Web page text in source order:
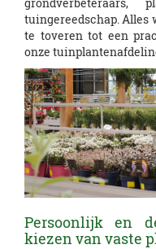
tuingereedschap. Alles
te toveren tot een
onze
Persoonlijk en
kiezen van vaste